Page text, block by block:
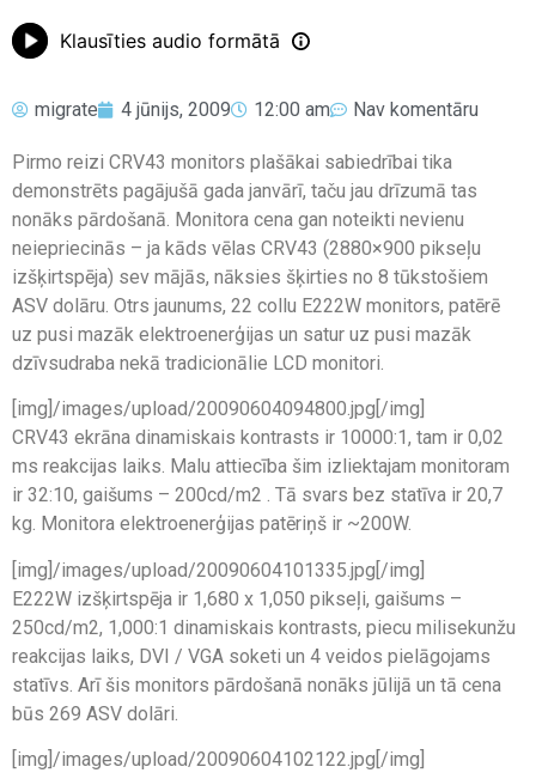
Klausīties audio formātā
migrate 4 jūnijs, 2009 12:00 am Nav komentāru
Pirmo reizi CRV43 monitors plašākai sabiedrībai tika
demonstrēts pagājušā gada janvārī, taču jau drīzumā tas
nonāks pārdošanā. Monitora cena gan noteikti nevienu
neiepriecinās – ja kāds vēlas CRV43 (2880×900 pikseļu
izšķirtspēja) sev mājās, nāksies šķirties no 8 tūkstošiem
ASV dolāru. Otrs jaunums, 22 collu E222W monitors, patērē
uz pusi mazāk elektroenerģijas un satur uz pusi mazāk
dzīvsudraba nekā tradicionālie LCD monitori.
[img]/images/upload/20090604094800.jpg[/img]
CRV43 ekrāna dinamiskais kontrasts ir 10000:1, tam ir 0,02
ms reakcijas laiks. Malu attiecība šim izliektajam monitoram
ir 32:10, gaišums – 200cd/m2 . Tā svars bez statīva ir 20,7
kg. Monitora elektroenerģijas patēriņš ir ~200W.
[img]/images/upload/20090604101335.jpg[/img]
E222W izšķirtspēja ir 1,680 x 1,050 pikseļi, gaišums –
250cd/m2, 1,000:1 dinamiskais kontrasts, piecu milisekunžu
reakcijas laiks, DVI / VGA soketi un 4 veidos pielāgojams
statīvs. Arī šis monitors pārdošanā nonāks jūlijā un tā cena
būs 269 ASV dolāri.
[img]/images/upload/20090604102122.jpg[/img]